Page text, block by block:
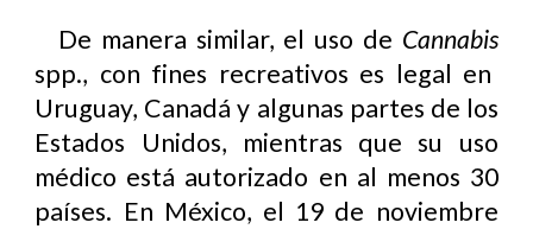
De manera similar, el uso de Cannabis
spp., con fines recreativos es legal en
Uruguay, Canadá y algunas partes de los
Estados Unidos, mientras que su uso
médico está autorizado en al menos 30
países. En México, el 19 de noviembre